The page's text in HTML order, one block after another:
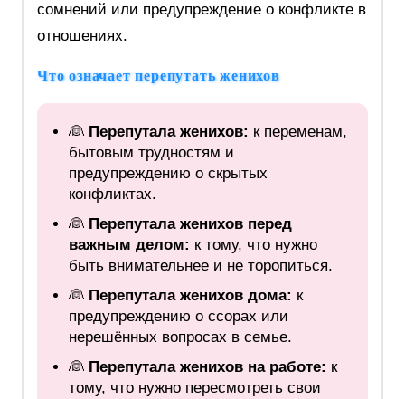
сомнений или предупреждение о конфликте в
отношениях.
Что означает перепутать женихов
👰 Перепутала женихов: к переменам,
бытовым трудностям и
предупреждению о скрытых
конфликтах.
👰 Перепутала женихов перед
важным делом: к тому, что нужно
быть внимательнее и не торопиться.
👰 Перепутала женихов дома: к
предупреждению о ссорах или
нерешённых вопросах в семье.
👰 Перепутала женихов на работе: к
тому, что нужно пересмотреть свои